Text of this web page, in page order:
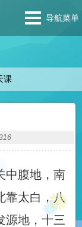
导航菜单
课
中腹地，南
靠太白，八
源地，十三